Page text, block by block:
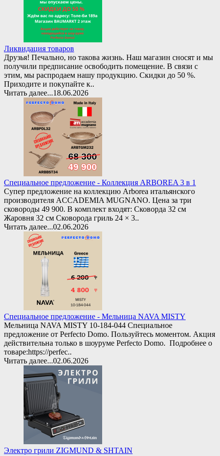
Ликвидация товаров
Друзья! Печально, но такова жизнь. Наш магазин сносят и мы
получили предписание освободить помещение. В связи с
этим, мы распродаем нашу продукцию. Скидки до 50 %.
Приходите и покупайте к..
Читать далее...18.06.2026
Специальное предложение - Коллекция ARBOREA 3 в 1
Супер предложение на коллекцию Arborea итальянского
производителя ACCADEMIA MUGNANO. Цена за три
сковороды 49 900. В комплект входят: Сковорда 32 см
Жаровня 32 см Сковорода гриль 24 × 3..
Читать далее...02.06.2026
Специальное предложение - Мельница NAVA MISTY
Мельница NAVA MISTY 10-184-044 Специальное
предложение от Perfecto Domo. Пользуйтесь моментом. Акция
действительна только в шоуруме Perfecto Domo. Подробнее о
товаре:https://perfec..
Читать далее...02.06.2026
Электро грили ZIGMUND & SHTAIN